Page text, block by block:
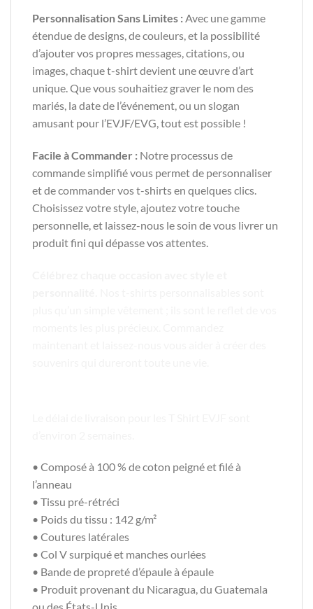
Personnalisation Sans Limites :Avec une gamme
étendue de designs, de couleurs, et la possibilité
d’ajouter vos propres messages, citations, ou
images, chaque t-shirt devient une œuvre d’art
unique. Que vous souhaitiez graver le nom des
mariés, la date de l’événement, ou un slogan
amusant pour l’EVJF/EVG, tout est possible !
Facile à Commander : Notre processus de
commande simplifié vous permet de personnaliser
et de commander vos t-shirts en quelques clics.
Choisissez votre style, ajoutez votre touche
personnelle, et laissez-nous le soin de vous livrer un
produit fini qui dépasse vos attentes.
• Composé à 100 % de coton peigné et filé à
l’anneau
• Tissu pré-rétréci
• Poids du tissu : 142 g/m²
• Coutures latérales
• Col V surpiqué et manches ourlées
• Bande de propreté d’épaule à épaule
• Produit provenant du Nicaragua, du Guatemala